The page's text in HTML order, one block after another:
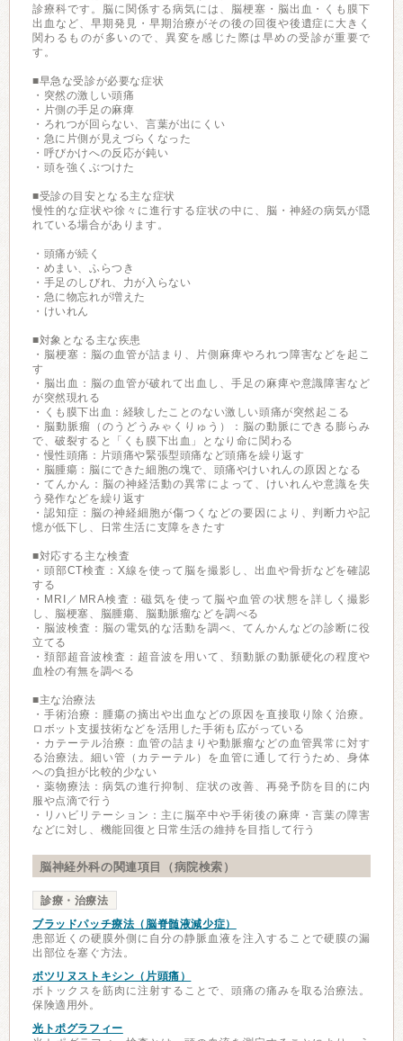
診療科です。脳に関係する病気には、脳梗塞・脳出血・くも膜下
出血など、早期発見・早期治療がその後の回復や後遺症に大きく
関わるものが多いので、異変を感じた際は早めの受診が重要で
す。
■早急な受診が必要な症状
・突然の激しい頭痛
・片側の手足の麻痺
・ろれつが回らない、言葉が出にくい
・急に片側が見えづらくなった
・呼びかけへの反応が鈍い
・頭を強くぶつけた
■受診の目安となる主な症状
慢性的な症状や徐々に進行する症状の中に、脳・神経の病気が隠
れている場合があります。
・頭痛が続く
・めまい、ふらつき
・手足のしびれ、力が入らない
・急に物忘れが増えた
・けいれん
■対象となる主な疾患
・脳梗塞：脳の血管が詰まり、片側麻痺やろれつ障害などを起こ
す
・脳出血：脳の血管が破れて出血し、手足の麻痺や意識障害など
が突然現れる
・くも膜下出血：経験したことのない激しい頭痛が突然起こる
・脳動脈瘤（のうどうみゃくりゅう）：脳の動脈にできる膨らみ
で、破裂すると「くも膜下出血」となり命に関わる
・慢性頭痛：片頭痛や緊張型頭痛など頭痛を繰り返す
・脳腫瘍：脳にできた細胞の塊で、頭痛やけいれんの原因となる
・てんかん：脳の神経活動の異常によって、けいれんや意識を失
う発作などを繰り返す
・認知症：脳の神経細胞が傷つくなどの要因により、判断力や記
憶が低下し、日常生活に支障をきたす
■対応する主な検査
・頭部CT検査：X線を使って脳を撮影し、出血や骨折などを確認
する
・MRI／MRA検査：磁気を使って脳や血管の状態を詳しく撮影
し、脳梗塞、脳腫瘍、脳動脈瘤などを調べる
・脳波検査：脳の電気的な活動を調べ、てんかんなどの診断に役
立てる
・頚部超音波検査：超音波を用いて、頚動脈の動脈硬化の程度や
血栓の有無を調べる
■主な治療法
・手術治療：腫瘍の摘出や出血などの原因を直接取り除く治療。
ロボット支援技術などを活用した手術も広がっている
・カテーテル治療：血管の詰まりや動脈瘤などの血管異常に対す
る治療法。細い管（カテーテル）を血管に通して行うため、身体
への負担が比較的少ない
・薬物療法：病気の進行抑制、症状の改善、再発予防を目的に内
服や点滴で行う
・リハビリテーション：主に脳卒中や手術後の麻痺・言葉の障害
などに対し、機能回復と日常生活の維持を目指して行う
脳神経外科の関連項目（病院検索）
診療・治療法
ブラッドパッチ療法（脳脊髄液減少症）
患部近くの硬膜外側に自分の静脈血液を注入することで硬膜の漏
出部位を塞ぐ方法。
ボツリヌストキシン（片頭痛）
ボトックスを筋肉に注射することで、頭痛の痛みを取る治療法。
保険適用外。
光トポグラフィー